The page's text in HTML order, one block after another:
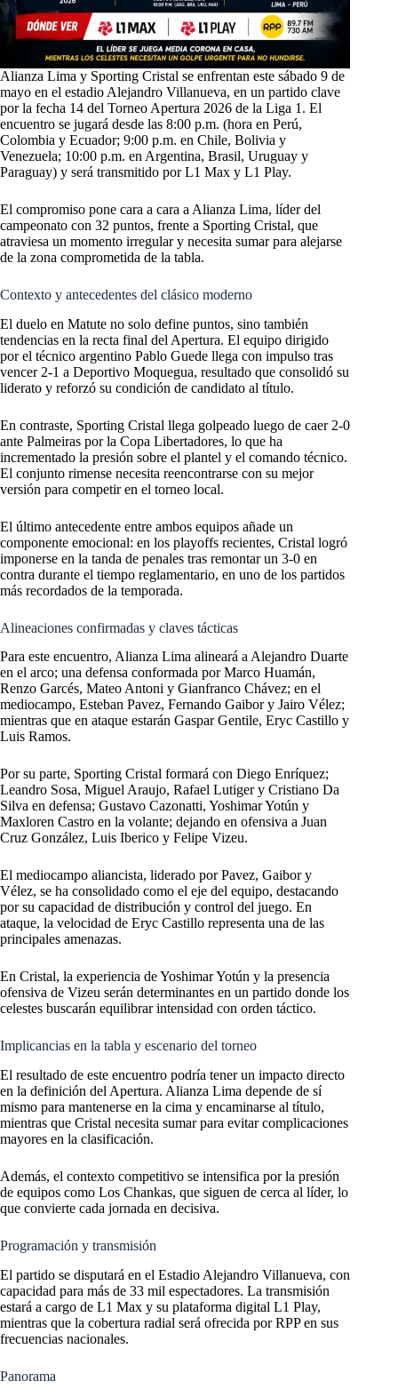
Alianza Lima y Sporting Cristal se enfrentan este sábado 9 de
mayo en el estadio Alejandro Villanueva, en un partido clave
por la fecha 14 del Torneo Apertura 2026 de la Liga 1. El
encuentro se jugará desde las 8:00 p.m. (hora en Perú,
Colombia y Ecuador; 9:00 p.m. en Chile, Bolivia y
Venezuela; 10:00 p.m. en Argentina, Brasil, Uruguay y
Paraguay) y será transmitido por L1 Max y L1 Play.
El compromiso pone cara a cara a Alianza Lima, líder del
campeonato con 32 puntos, frente a Sporting Cristal, que
atraviesa un momento irregular y necesita sumar para alejarse
de la zona comprometida de la tabla.
Contexto y antecedentes del clásico moderno
El duelo en Matute no solo define puntos, sino también
tendencias en la recta final del Apertura. El equipo dirigido
por el técnico argentino Pablo Guede llega con impulso tras
vencer 2-1 a Deportivo Moquegua, resultado que consolidó su
liderato y reforzó su condición de candidato al título.
En contraste, Sporting Cristal llega golpeado luego de caer 2-0
ante Palmeiras por la Copa Libertadores, lo que ha
incrementado la presión sobre el plantel y el comando técnico.
El conjunto rimense necesita reencontrarse con su mejor
versión para competir en el torneo local.
El último antecedente entre ambos equipos añade un
componente emocional: en los playoffs recientes, Cristal logró
imponerse en la tanda de penales tras remontar un 3-0 en
contra durante el tiempo reglamentario, en uno de los partidos
más recordados de la temporada.
Alineaciones confirmadas y claves tácticas
Para este encuentro, Alianza Lima alineará a Alejandro Duarte
en el arco; una defensa conformada por Marco Huamán,
Renzo Garcés, Mateo Antoni y Gianfranco Chávez; en el
mediocampo, Esteban Pavez, Fernando Gaibor y Jairo Vélez;
mientras que en ataque estarán Gaspar Gentile, Eryc Castillo y
Luis Ramos.
Por su parte, Sporting Cristal formará con Diego Enríquez;
Leandro Sosa, Miguel Araujo, Rafael Lutiger y Cristiano Da
Silva en defensa; Gustavo Cazonatti, Yoshimar Yotún y
Maxloren Castro en la volante; dejando en ofensiva a Juan
Cruz González, Luis Iberico y Felipe Vizeu.
El mediocampo aliancista, liderado por Pavez, Gaibor y
Vélez, se ha consolidado como el eje del equipo, destacando
por su capacidad de distribución y control del juego. En
ataque, la velocidad de Eryc Castillo representa una de las
principales amenazas.
En Cristal, la experiencia de Yoshimar Yotún y la presencia
ofensiva de Vizeu serán determinantes en un partido donde los
celestes buscarán equilibrar intensidad con orden táctico.
Implicancias en la tabla y escenario del torneo
El resultado de este encuentro podría tener un impacto directo
en la definición del Apertura. Alianza Lima depende de sí
mismo para mantenerse en la cima y encaminarse al título,
mientras que Cristal necesita sumar para evitar complicaciones
mayores en la clasificación.
Además, el contexto competitivo se intensifica por la presión
de equipos como Los Chankas, que siguen de cerca al líder, lo
que convierte cada jornada en decisiva.
Programación y transmisión
El partido se disputará en el Estadio Alejandro Villanueva, con
capacidad para más de 33 mil espectadores. La transmisión
estará a cargo de L1 Max y su plataforma digital L1 Play,
mientras que la cobertura radial será ofrecida por RPP en sus
frecuencias nacionales.
Panorama